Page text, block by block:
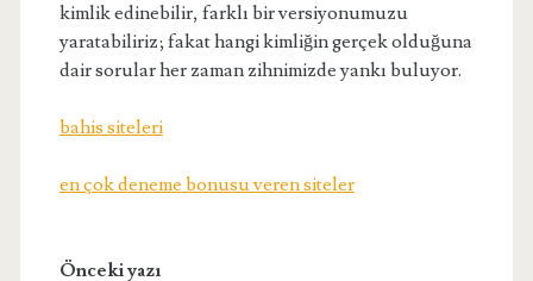
kimlik edinebilir, farklı bir versiyonumuzu
yaratabiliriz; fakat hangi kimliğin gerçek olduğuna
dair sorular her zaman zihnimizde yankı buluyor.
bahis siteleri
en çok deneme bonusu veren siteler
Önceki yazı